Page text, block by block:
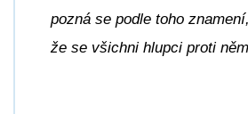
pozná se podle toho znamení,
že se všichni hlupci proti